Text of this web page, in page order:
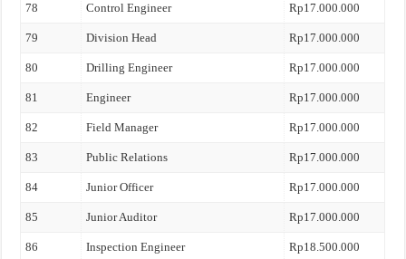
78 Control Engineer Rp17.000.000
79 Division Head Rp17.000.000
80 Drilling Engineer Rp17.000.000
81 Engineer Rp17.000.000
82 Field Manager Rp17.000.000
83 Public Relations Rp17.000.000
84 Junior Officer Rp17.000.000
85 Junior Auditor Rp17.000.000
86 Inspection Engineer Rp18.500.000